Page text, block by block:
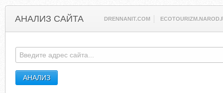
АНАЛИЗ САЙТА DRENNANIT.COM